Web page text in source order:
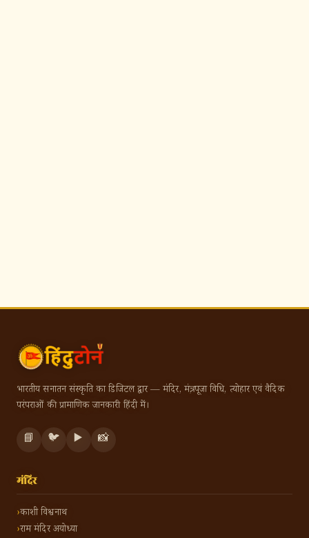
भारतीय सनातन संस्कृति का डिजिटल द्वार — मंदिर, मंत्र, पूजा विधि, त्योहार एवं वैदिक
परंपराओं की प्रामाणिक जानकारी हिंदी में।
📘 🐦 ▶️ 📸
मंदिर
काशी विश्वनाथ
राम मंदिर अयोध्या